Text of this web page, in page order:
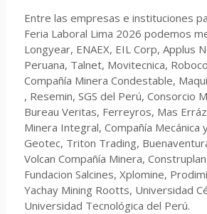
Entre las empresas e instituciones
Feria Laboral Lima 2026 podemos
Longyear, ENAEX, EIL Corp, Applus
Peruana, Talnet, Movitecnica,
Compañía Minera Condestable,
, Resemin, SGS del Perú, Consorcio
Bureau Veritas, Ferreyros, Mas
Minera Integral, Compañía Mecánica
Geotec, Triton Trading,
Volcan Compañía Minera,
Fundacion Salcines, Xplomine,
Yachay Mining Rootts, Universidad
Universidad Tecnológica del Perú.